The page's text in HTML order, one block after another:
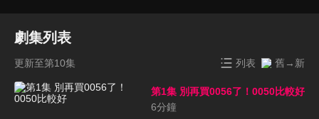
劇集列表
更新至第10集 列表 舊→新
第1集 別再買0056了！0050比較好
6分鐘